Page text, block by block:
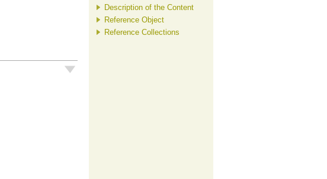
Description of the Content
Reference Object
Reference Collections